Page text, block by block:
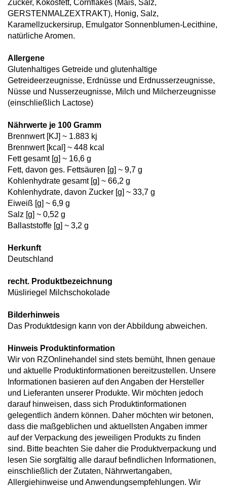
Zucker, Kokosfett, Cornflakes (Mais, Salz,
GERSTENMALZEXTRAKT), Honig, Salz,
Karamellzuckersirup, Emulgator Sonnenblumen-Lecithine,
natürliche Aromen.
Allergene
Glutenhaltiges Getreide und glutenhaltige
Getreideerzeugnisse, Erdnüsse und Erdnusserzeugnisse,
Nüsse und Nusserzeugnisse, Milch und Milcherzeugnisse
(einschließlich Lactose)
Nährwerte je 100 Gramm
Brennwert [KJ] ~ 1.883 kj
Brennwert [kcal] ~ 448 kcal
Fett gesamt [g] ~ 16,6 g
Fett, davon ges. Fettsäuren [g] ~ 9,7 g
Kohlenhydrate gesamt [g] ~ 66,2 g
Kohlenhydrate, davon Zucker [g] ~ 33,7 g
Eiweiß [g] ~ 6,9 g
Salz [g] ~ 0,52 g
Ballaststoffe [g] ~ 3,2 g
Herkunft
Deutschland
recht. Produktbezeichnung
Müsliriegel Milchschokolade
Bilderhinweis
Das Produktdesign kann von der Abbildung abweichen.
Hinweis Produktinformation
Wir von RZOnlinehandel sind stets bemüht, Ihnen genaue
und aktuelle Produktinformationen bereitzustellen. Unsere
Informationen basieren auf den Angaben der Hersteller
und Lieferanten unserer Produkte. Wir möchten jedoch
darauf hinweisen, dass sich Produktinformationen
gelegentlich ändern können. Daher möchten wir betonen,
dass die maßgeblichen und aktuellsten Angaben immer
auf der Verpackung des jeweiligen Produkts zu finden
sind. Bitte beachten Sie daher die Produktverpackung und
lesen Sie sorgfältig alle darauf befindlichen Informationen,
einschließlich der Zutaten, Nährwertangaben,
Allergiehinweise und Anwendungsempfehlungen. Wir